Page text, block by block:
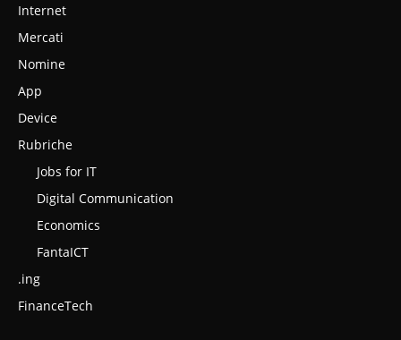
Internet
Mercati
Nomine
App
Device
Rubriche
Jobs for IT
Digital Communication
Economics
FantaICT
.ing
FinanceTech